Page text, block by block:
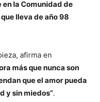
la Comunidad de
lleva de año 98
afirma en
más que nunca son
que el amor pueda
y sin miedos”.